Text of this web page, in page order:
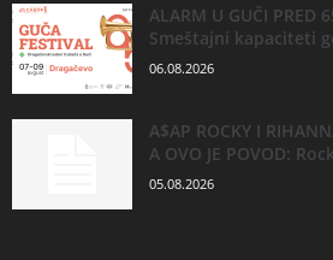
ALARM U GUČI PRED
Smeštajni kapaciteti
06.08.2026
A$AP ROCKY I
A OVO JE POVOD:
05.08.2026